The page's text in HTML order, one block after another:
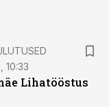
10:33
Lihatööstus